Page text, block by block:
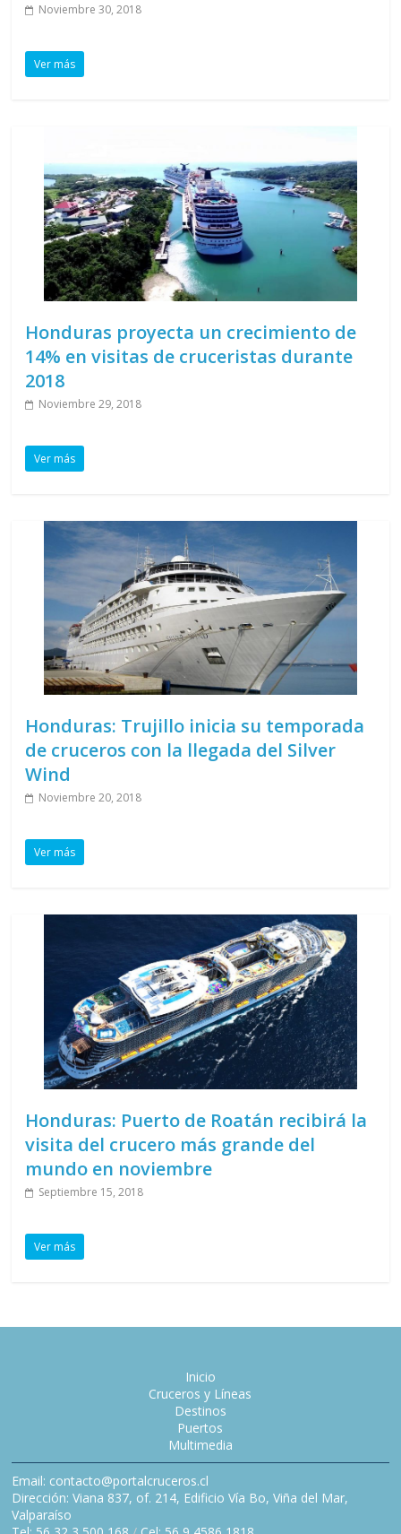
Noviembre 30, 2018
Ver más
Honduras proyecta un crecimiento de
14% en visitas de cruceristas durante
2018
Noviembre 29, 2018
Ver más
Honduras: Trujillo inicia su temporada
de cruceros con la llegada del Silver
Wind
Noviembre 20, 2018
Ver más
Honduras: Puerto de Roatán recibirá la
visita del crucero más grande del
mundo en noviembre
Septiembre 15, 2018
Ver más
Inicio
Cruceros y Líneas
Destinos
Puertos
Multimedia
Email: contacto@portalcruceros.cl
Dirección: Viana 837, of. 214, Edificio Vía Bo, Viña del Mar,
Valparaíso